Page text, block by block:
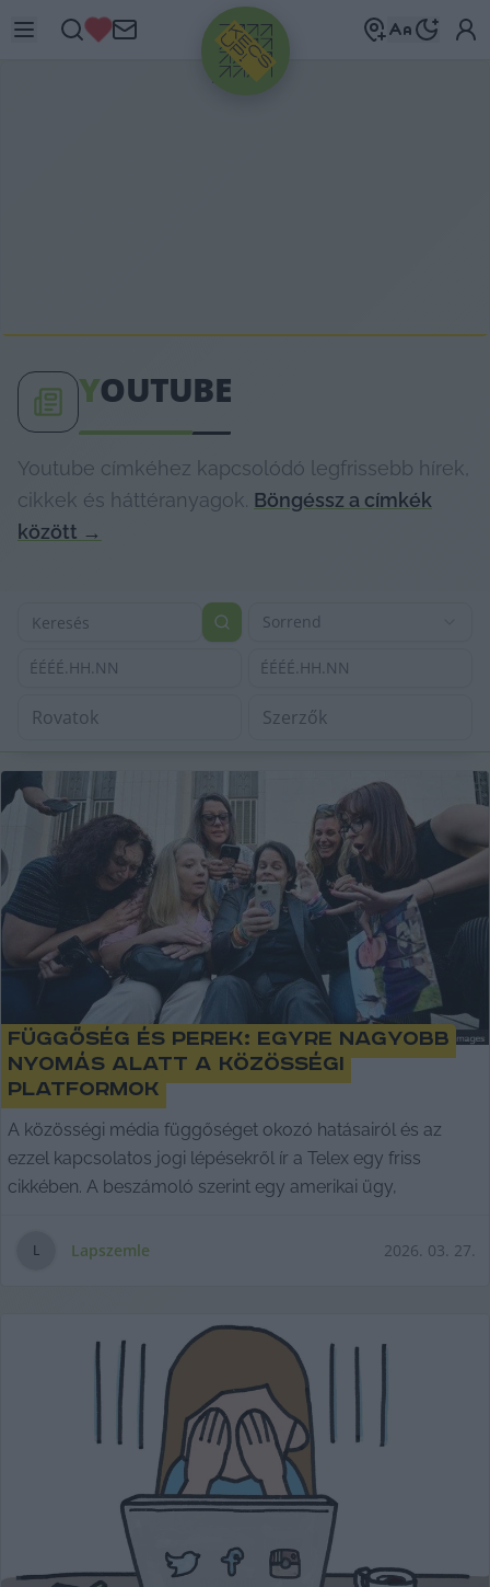
HIRDETÉS
YOUTUBE
Youtube címkéhez kapcsolódó legfrissebb hírek,
cikkek és háttéranyagok. Böngéssz a címkék
között →
Sorrend
ÉÉÉÉ.HH.NN ÉÉÉÉ.HH.NN
Függőség és perek: egyre nagyobb
nyomás alatt a közösségi
platformok
A közösségi média függőséget okozó hatásairól és az
ezzel kapcsolatos jogi lépésekről ír a Telex egy friss
cikkében. A beszámoló szerint egy amerikai ügy,
L Lapszemle 2026. 03. 27.